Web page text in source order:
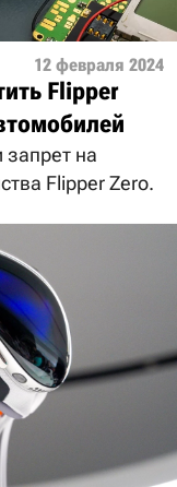
12 февраля 2024
Flipper
на
Flipper Zero.